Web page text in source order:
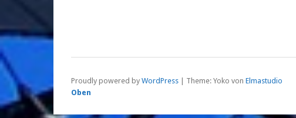
Proudly powered by WordPress Theme: Yoko von Elmastudio
Oben